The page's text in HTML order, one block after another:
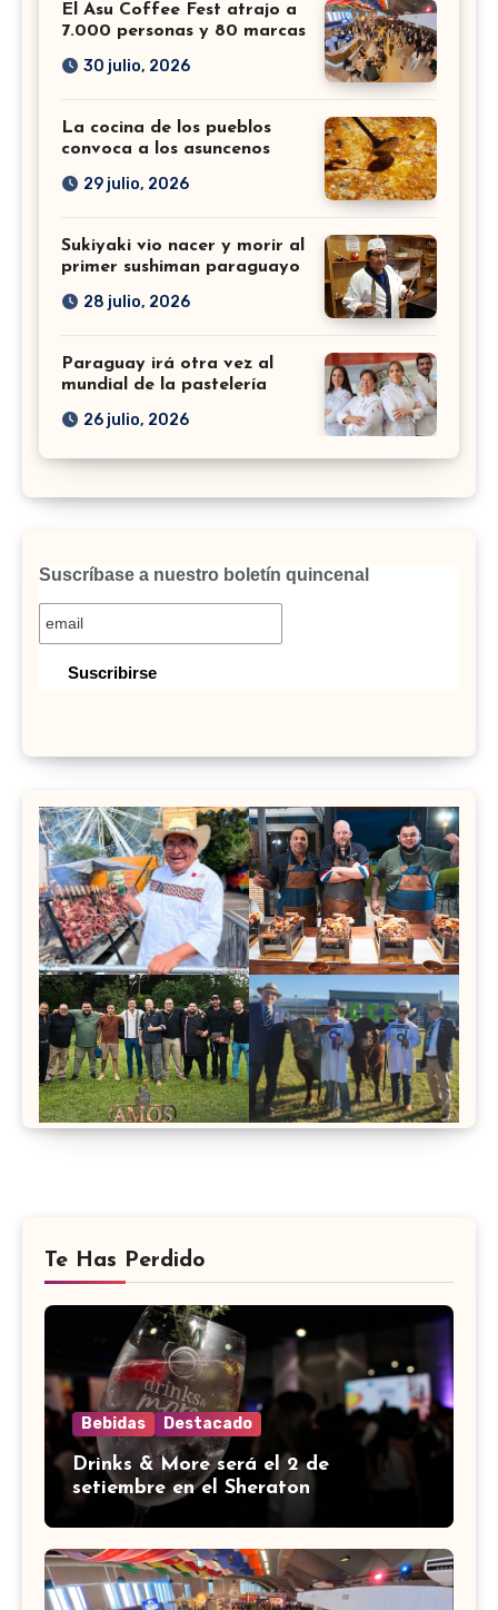
El Asu Coffee Fest atrajo a
7.000 personas y 80 marcas
30 julio, 2026
La cocina de los pueblos
convoca a los asuncenos
29 julio, 2026
Sukiyaki vio nacer y morir al
primer sushiman paraguayo
28 julio, 2026
Paraguay irá otra vez al
mundial de la pastelería
26 julio, 2026
Suscríbase a nuestro boletín quincenal
Te Has Perdido
Bebidas Destacado
Drinks & More será el 2 de
setiembre en el Sheraton